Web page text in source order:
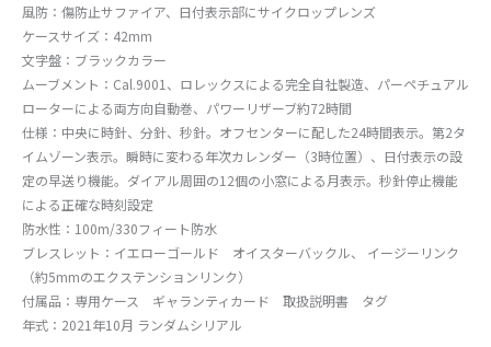
風防：傷防止サファイア、日付表示部にサイクロップレンズ
ケースサイズ：42mm
文字盤：ブラックカラー
ムーブメント：Cal.9001、ロレックスによる完全自社製造、パーペチュアル
ローターによる両方向自動巻、パワーリザーブ約72時間
仕様：中央に時針、分針、秒針。オフセンターに配した24時間表示。第2タ
イムゾーン表示。瞬時に変わる年次カレンダー（3時位置）、日付表示の設
定の早送り機能。ダイアル周囲の12個の小窓による月表示。秒針停止機能
による正確な時刻設定
防水性：100m/330フィート防水
ブレスレット：イエローゴールド オイスターバックル、 イージーリンク
（約5mmのエクステンションリンク）
付属品：専用ケース ギャランティカード 取扱説明書 タグ
年式：2021年10月 ランダムシリアル